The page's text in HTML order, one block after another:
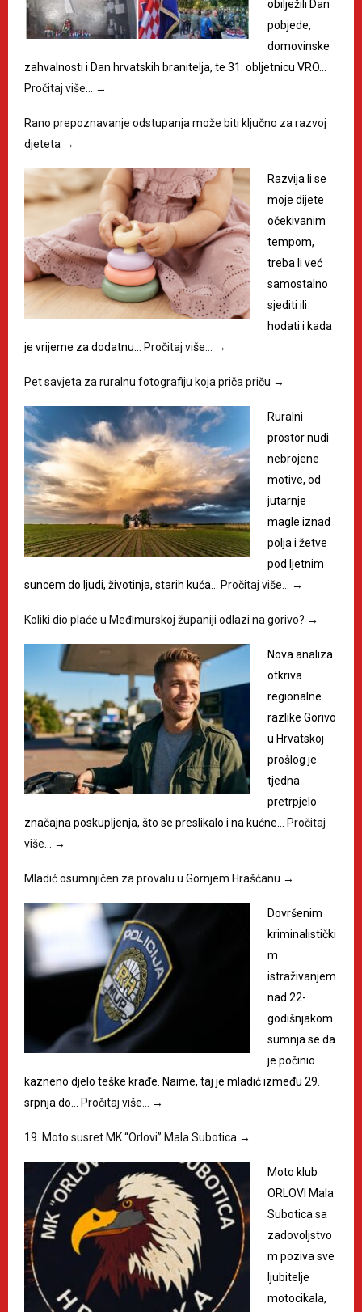
obilježili Dan
pobjede,
domovinske
zahvalnosti i Dan hrvatskih branitelja, te 31. obljetnicu VRO…
Pročitaj više… →
Rano prepoznavanje odstupanja može biti ključno za razvoj
djeteta →
Razvija li se
moje dijete
očekivanim
tempom,
treba li već
samostalno
sjediti ili
hodati i kada
je vrijeme za dodatnu… Pročitaj više… →
Pet savjeta za ruralnu fotografiju koja priča priču →
Ruralni
prostor nudi
nebrojene
motive, od
jutarnje
magle iznad
polja i žetve
pod ljetnim
suncem do ljudi, životinja, starih kuća… Pročitaj više… →
Koliki dio plaće u Međimurskoj županiji odlazi na gorivo? →
Nova analiza
otkriva
regionalne
razlike Gorivo
u Hrvatskoj
prošlog je
tjedna
pretrpjelo
značajna poskupljenja, što se preslikalo i na kućne… Pročitaj
više… →
Mladić osumnjičen za provalu u Gornjem Hrašćanu →
Dovršenim
kriminalistički
m
istraživanjem
nad 22-
godišnjakom
sumnja se da
je počinio
kazneno djelo teške krađe. Naime, taj je mladić između 29.
srpnja do… Pročitaj više… →
19. Moto susret MK “Orlovi” Mala Subotica →
Moto klub
ORLOVI Mala
Subotica sa
zadovoljstvo
m poziva sve
ljubitelje
motocikala,